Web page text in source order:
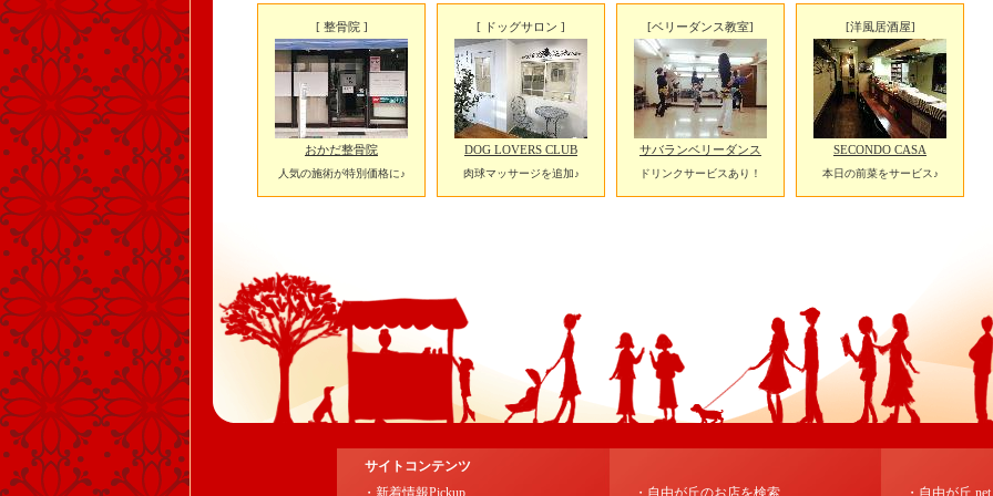
[ 整骨院 ]
おかだ整骨院
人気の施術が特別価格に♪
[ ドッグサロン ]
DOG LOVERS CLUB
肉球マッサージを追加♪
[ベリーダンス教室]
サバランベリーダンス
ドリンクサービスあり！
[洋風居酒屋]
SECONDO CASA
本日の前菜をサービス♪
サイトコンテンツ
・新着情報Pickup
・自由が丘のお店を検索 ・自由が丘